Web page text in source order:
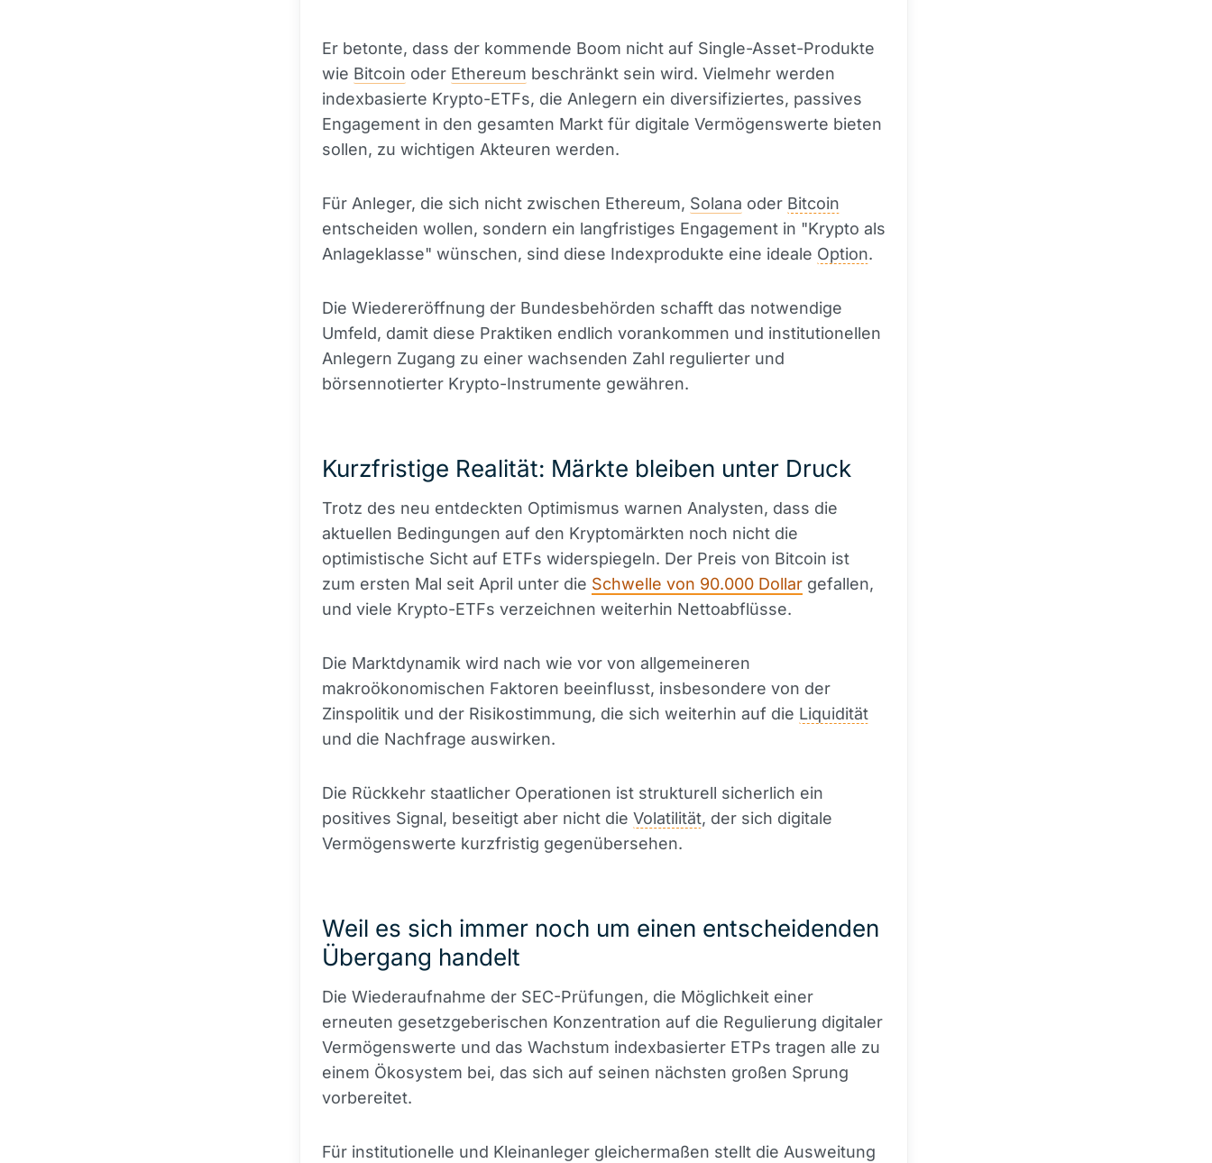
Er betonte, dass der kommende Boom nicht auf Single-Asset-Produkte
wie Bitcoin oder Ethereum beschränkt sein wird. Vielmehr werden
indexbasierte Krypto-ETFs, die Anlegern ein diversifiziertes, passives
Engagement in den gesamten Markt für digitale Vermögenswerte bieten
sollen, zu wichtigen Akteuren werden.
Für Anleger, die sich nicht zwischen Ethereum, Solana oder Bitcoin
entscheiden wollen, sondern ein langfristiges Engagement in "Krypto als
Anlageklasse" wünschen, sind diese Indexprodukte eine ideale Option.
Die Wiedereröffnung der Bundesbehörden schafft das notwendige
Umfeld, damit diese Praktiken endlich vorankommen und institutionellen
Anlegern Zugang zu einer wachsenden Zahl regulierter und
börsennotierter Krypto-Instrumente gewähren.
Kurzfristige Realität: Märkte bleiben unter Druck
Trotz des neu entdeckten Optimismus warnen Analysten, dass die
aktuellen Bedingungen auf den Kryptomärkten noch nicht die
optimistische Sicht auf ETFs widerspiegeln. Der Preis von Bitcoin ist
zum ersten Mal seit April unter die Schwelle von 90.000 Dollar gefallen,
und viele Krypto-ETFs verzeichnen weiterhin Nettoabflüsse.
Die Marktdynamik wird nach wie vor von allgemeineren
makroökonomischen Faktoren beeinflusst, insbesondere von der
Zinspolitik und der Risikostimmung, die sich weiterhin auf die Liquidität
und die Nachfrage auswirken.
Die Rückkehr staatlicher Operationen ist strukturell sicherlich ein
positives Signal, beseitigt aber nicht die Volatilität, der sich digitale
Vermögenswerte kurzfristig gegenübersehen.
Weil es sich immer noch um einen entscheidenden
Übergang handelt
Die Wiederaufnahme der SEC-Prüfungen, die Möglichkeit einer
erneuten gesetzgeberischen Konzentration auf die Regulierung digitaler
Vermögenswerte und das Wachstum indexbasierter ETPs tragen alle zu
einem Ökosystem bei, das sich auf seinen nächsten großen Sprung
vorbereitet.
Für institutionelle und Kleinanleger gleichermaßen stellt die Ausweitung